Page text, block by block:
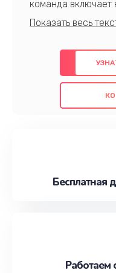
команда включает
профессионалов с
предлагаем
использованием
также
проведенных
наилучшим
Бесплатная
Работаем